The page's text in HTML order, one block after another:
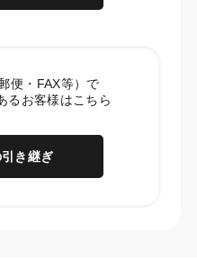
便・FAX等）で
るお客様はこちら
き継ぎ